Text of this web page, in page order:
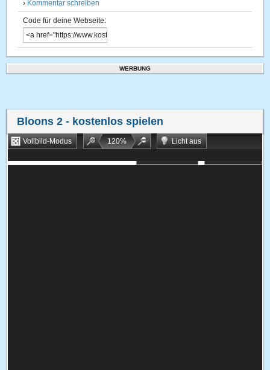
› Kommentar schreiben
Code für deine Webseite:
WERBUNG
Bloons 2 - kostenlos spielen
Vollbild-Modus 120%
Licht aus